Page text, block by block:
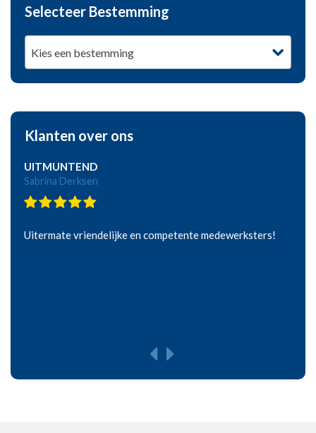
Selecteer Bestemming
Kies een bestemming
Klanten over ons
UITMUNTEND
Sabrina Derksen
Uitermate vriendelijke en competente medewerksters!